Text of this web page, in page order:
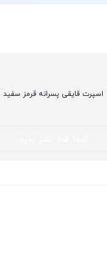
اسپرت قایقی پسرانه قرمز سفید